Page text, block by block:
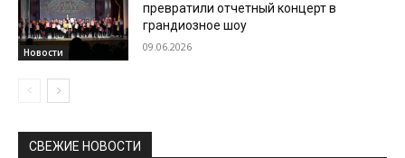
Новости
превратили отчетный концерт в
грандиозное шоу
09.06.2026
СВЕЖИЕ НОВОСТИ